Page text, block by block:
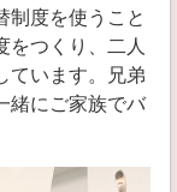
制度を使うこと
をつくり、二人
ています。兄弟
緒にご家族でバ